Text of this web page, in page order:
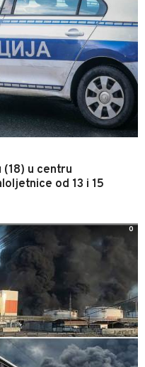
u centru
od 13 i 15
0